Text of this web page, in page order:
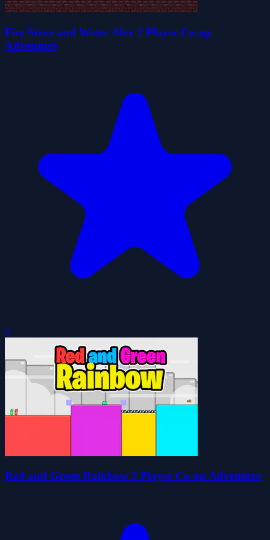
Fire Steve and Water Alex 2 Player Co-op
Adventure
0
Red and Green Rainbow 2 Player Co-op Adventure